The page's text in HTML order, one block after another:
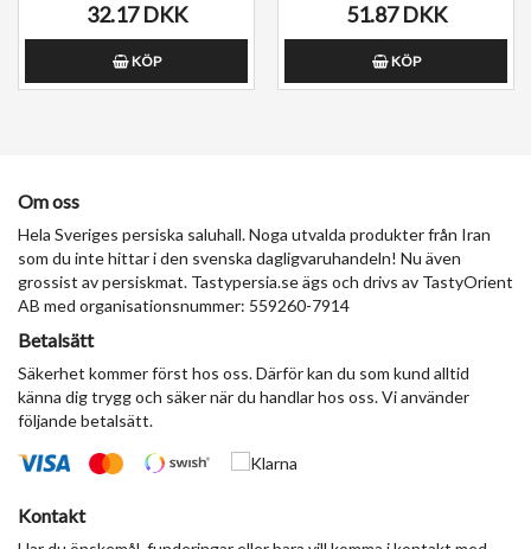
32.17 DKK
KÖP
51.87 DKK
KÖP
Om oss
Hela Sveriges persiska saluhall. Noga utvalda produkter från Iran
som du inte hittar i den svenska dagligvaruhandeln! Nu även
grossist av persiskmat. Tastypersia.se ägs och drivs av TastyOrient
AB med organisationsnummer: 559260-7914
Betalsätt
Säkerhet kommer först hos oss. Därför kan du som kund alltid
känna dig trygg och säker när du handlar hos oss. Vi använder
följande betalsätt.
Kontakt